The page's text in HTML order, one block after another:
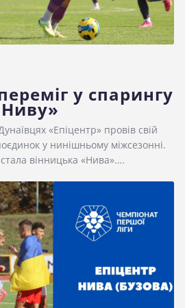
у спарингу
«Епіцентр» провів свій
у нинішньому міжсезонні.
вінницька «Нива».…